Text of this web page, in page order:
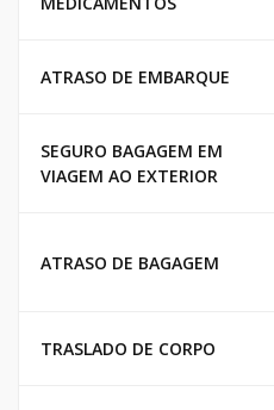
ATRASO DE EMBARQUE
SEGURO BAGAGEM EM
VIAGEM AO EXTERIOR
ATRASO DE BAGAGEM
TRASLADO DE CORPO